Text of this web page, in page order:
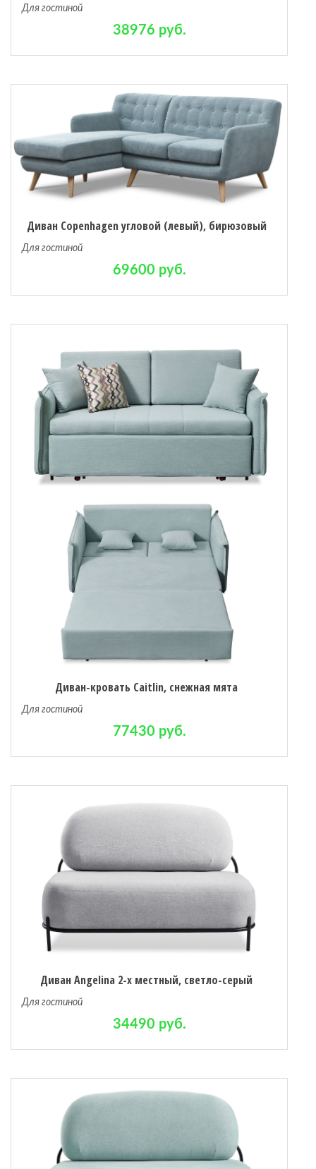
Для гостиной
38976 руб.
Диван Copenhagen угловой (левый), бирюзовый
Для гостиной
69600 руб.
Диван-кровать Caitlin, снежная мята
Для гостиной
77430 руб.
Диван Angelina 2-х местный, светло-серый
Для гостиной
34490 руб.